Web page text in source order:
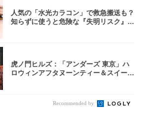
人気の「水光カラコン」で救急搬送も？
知らずに使うと危険な『失明リスク』と
虎ノ門ヒルズ：「アンダーズ 東京」ハ
ロウィンアフタヌーンティー＆スイーツ
Recommended by